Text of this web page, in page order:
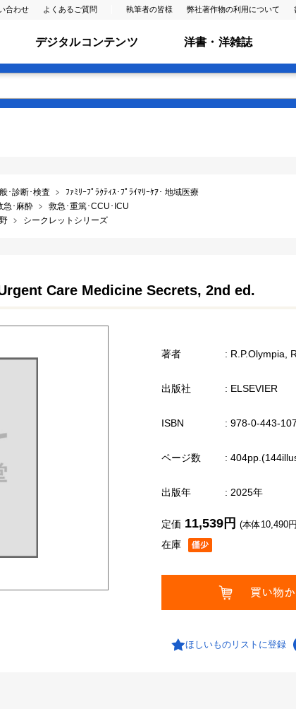
合わせ よくあるご質問 執筆者の皆様 弊社著作物の利用について
デジタルコンテンツ 洋書・洋雑誌
･診断･検査
ﾌｧﾐﾘｰﾌﾟﾗｸﾃｨｽ･ﾌﾟﾗｲﾏﾘｰｹｱ･ 地域医療
急･麻酔
救急･重篤･CCU･ICU
シークレットシリーズ
Care Medicine Secrets, 2nd ed.
著者 : R.P.Olympia,
出版社 : ELSEVIER
ISBN : 978-0-443-
ページ数 :
出版年 : 2025年
在庫
定価 11,539円 (本体10,490
ほしいものリストに登録